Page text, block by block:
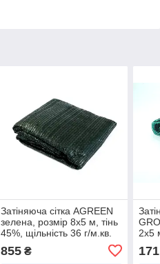
Затіняюча сітка AGREEN
зелена, розмір 8х5 м, тінь
45%, щільність 36 г/м.кв.
855₴
2х5
171